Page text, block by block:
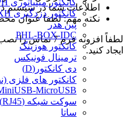
کانکتور دزدگیری XH
پین هدر
PHL-BOX-IDC
کانکتور هوزینگ
ترمینال فونیکس
دی کانکتور(D)
کانکتور های فلزی
MicroUSB
سوکت شبکه (RJ45)
ساتا
اطلاعات شما در سیستم
نکته مهم: لطفا عنوان
ایجاد کنید.